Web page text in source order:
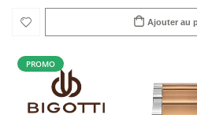
Ajouter au
PROMO